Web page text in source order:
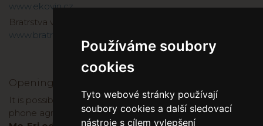
Používáme soubory
cookies
Tyto webové stránky používají
soubory cookies a další sledovací
nástroje s cílem vylepšení
www.ekovin.cz
Bratrstva vinařů a kopáčů 1737
www.bratrstvo1737.cz
Opening hours
It is possible to buy wine directly at the winery, after
phone agreement: